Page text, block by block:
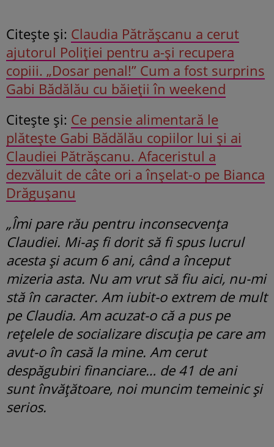
Citeşte şi: Claudia Pătrășcanu a cerut
ajutorul Poliției pentru a-și recupera
copiii. „Dosar penal!” Cum a fost surprins
Gabi Bădălău cu băieții în weekend
Citeşte şi: Ce pensie alimentară le
plătește Gabi Bădălău copiilor lui și ai
Claudiei Pătrășcanu. Afaceristul a
dezvăluit de câte ori a înșelat-o pe Bianca
Drăgușanu
„Îmi pare rău pentru inconsecvența
Claudiei. Mi-aș fi dorit să fi spus lucrul
acesta și acum 6 ani, când a început
mizeria asta. Nu am vrut să fiu aici, nu-mi
stă în caracter. Am iubit-o extrem de mult
pe Claudia. Am acuzat-o că a pus pe
rețelele de socializare discuția pe care am
avut-o în casă la mine. Am cerut
despăgubiri financiare… de 41 de ani
sunt învățătoare, noi muncim temeinic și
serios.